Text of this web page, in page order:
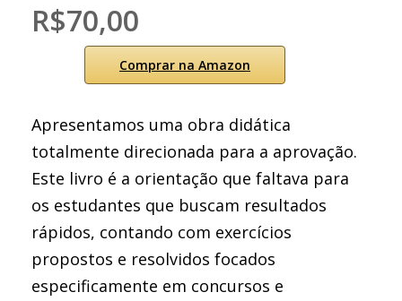
R$70,00
Comprar na Amazon
Apresentamos uma obra didática
totalmente direcionada para a aprovação.
Este livro é a orientação que faltava para
os estudantes que buscam resultados
rápidos, contando com exercícios
propostos e resolvidos focados
especificamente em concursos e